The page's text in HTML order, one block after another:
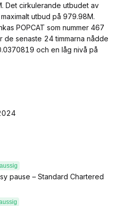
Det cirkulerande utbudet av
utbud på 979.98M.
POPCAT som nummer 467
de senaste 24 timmarna nådde
och en låg nivå på
pause – Standard Chartered